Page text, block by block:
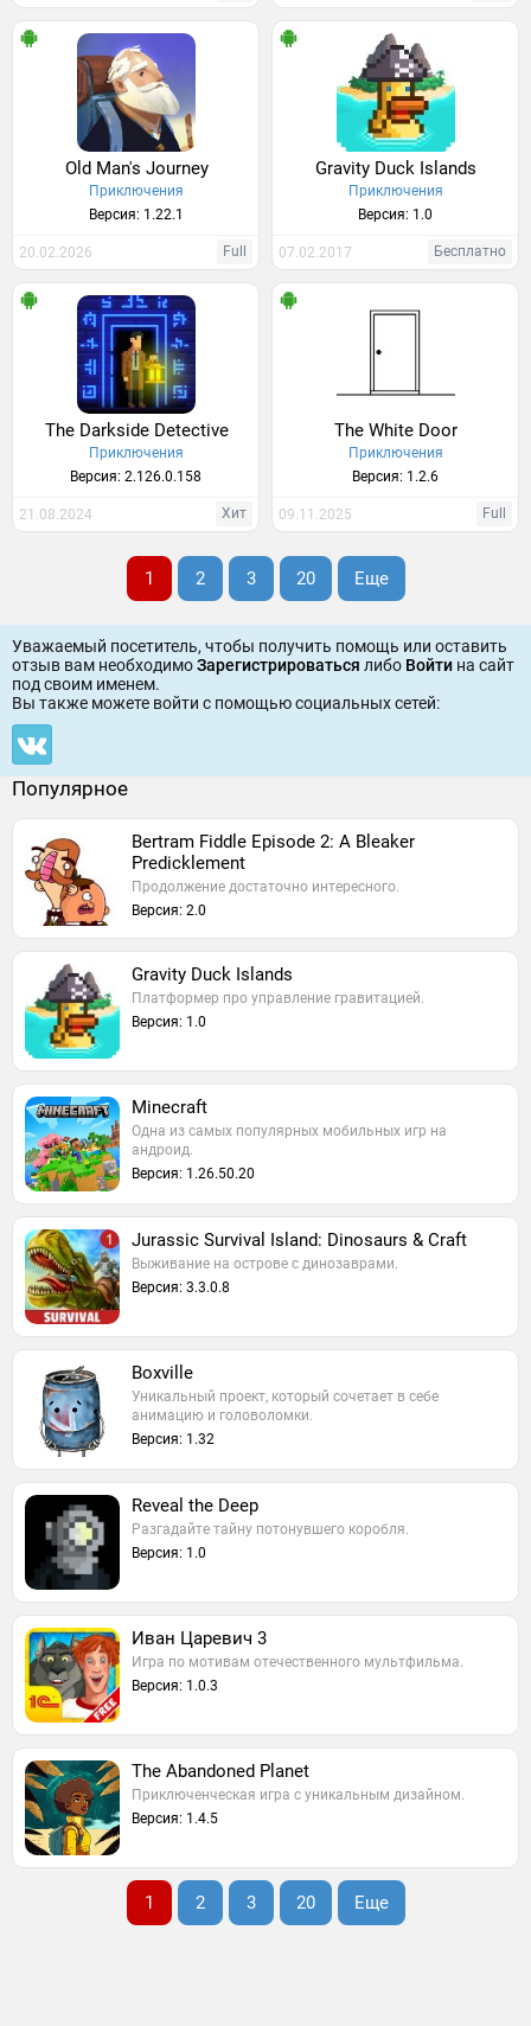
Old Man's Journey
Приключения
Версия: 1.22.1
20.02.2026 Full
Gravity Duck Islands
Приключения
Версия: 1.0
07.02.2017 Бесплатно
The Darkside Detective
Приключения
Версия: 2.126.0.158
21.08.2024 Хит
The White Door
Приключения
Версия: 1.2.6
09.11.2025 Full
1 2 3 20 Еще
Уважаемый посетитель, чтобы получить помощь или оставить
отзыв вам необходимоЗарегистрироваться либо Войти на сайт
под своим именем.
Вы также можете войти c помощью социальных сетей:
Популярное
Bertram Fiddle Episode 2: A Bleaker
Predicklement
Продолжение достаточно интересного.
Версия: 2.0
Gravity Duck Islands
Платформер про управление гравитацией.
Версия: 1.0
Minecraft
Одна из самых популярных мобильных игр на
андроид.
Версия: 1.26.50.20
Jurassic Survival Island: Dinosaurs & Craft
Выживание на острове с динозаврами.
Версия: 3.3.0.8
Boxville
Уникальный проект, который сочетает в себе
анимацию и головоломки.
Версия: 1.32
Reveal the Deep
Разгадайте тайну потонувшего коробля.
Версия: 1.0
Иван Царевич 3
Игра по мотивам отечественного мультфильма.
Версия: 1.0.3
The Abandoned Planet
Приключенческая игра с уникальным дизайном.
Версия: 1.4.5
1 2 3 20 Еще